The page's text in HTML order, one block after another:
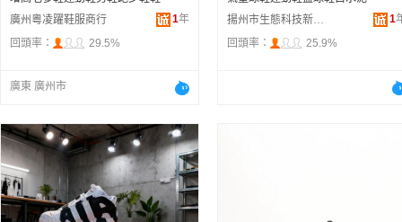
廣州粵凌躍鞋服商行
1年
回頭率：
29.5%
廣東 廣州市
揚州市生態科技新城怡舒鞋業商行
1
回頭率：
25.9%